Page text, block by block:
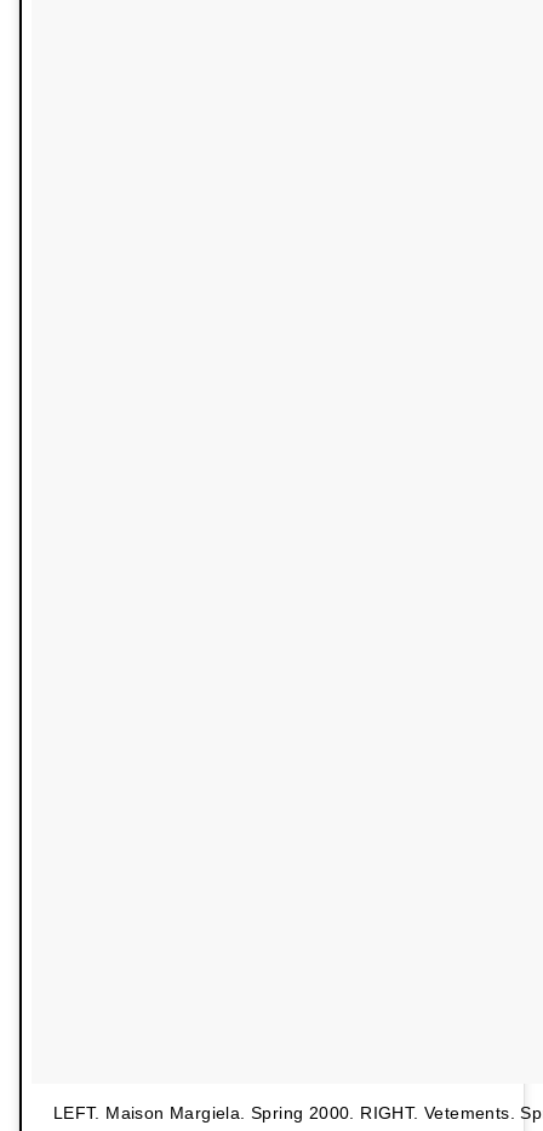
LEFT. Maison Margiela. Spring 2000. RIGHT. Vetements.